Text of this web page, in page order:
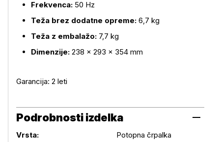
Frekvenca: 50 Hz
Teža brez dodatne opreme: 6,7 kg
Teža z embalažo: 7,7 kg
Dimenzije: 238 × 293 × 354 mm
Garancija: 2 leti
Podrobnosti izdelka
Vrsta:
Potopna črpalka